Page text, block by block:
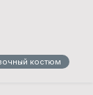
костюм